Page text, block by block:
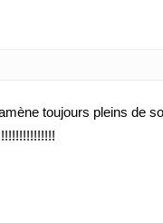
toujours pleins de